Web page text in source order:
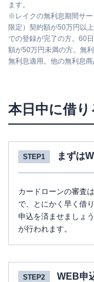
ます。
※ レイクの無利息期間サ
限定）契約額が50万円以
での登録が完了の方。60
額が50万円未満の方。無
無利息適用。他の無利息商
本日中に借
STEP1 まずは
カードローンの審査
で、とにかく早く借
申込を済ませましょ
が行われます。
STEP2 WEB申